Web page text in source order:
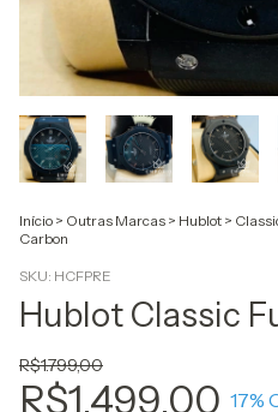
Início > Outras Marcas > Hublot >
Carbon
SKU: HCFPRE
Hublot Classic
R$1.799,00
R$1.499,00 17%